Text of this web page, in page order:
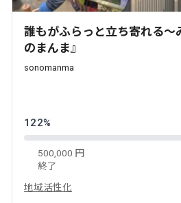
誰もがふらっと立ち寄れる～
のまんま』
sonomanma
122%
500,000 円
終了
地域活性化